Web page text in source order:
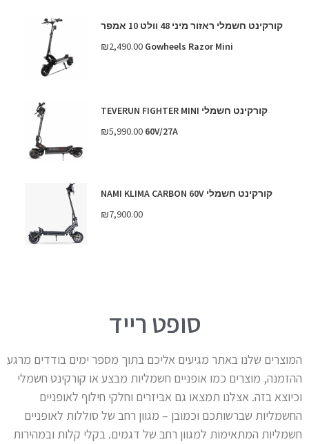
קורקינט חשמלי ראזור מיני 48 וולט 10 אמפר
Gowheels Razor Mini
₪2,490.00
קורקינט חשמלי TEVERUN FIGHTER MINI
60V/27A
₪5,990.00
קורקינט חשמלי NAMI KLIMA CARBON 60V
₪7,900.00
סופט רייד
המוצרים שלנו באתר מגיעים אליכם בתוך מספר ימים בודדים מרגע
ההזמנה, מוצרים כמו אופניים חשמליות מבצע או קורקינט חשמלי
וכיוצא בזה. אצלנו תמצאו גם אביזרים וחלקי חילוף לאופניים
החשמליות שברשותכם וכמובן – מגוון רחב של סוללות לאופניים
חשמליות המתאימות למגוון רחב של דגמים. בקלי קלות ובמהירות